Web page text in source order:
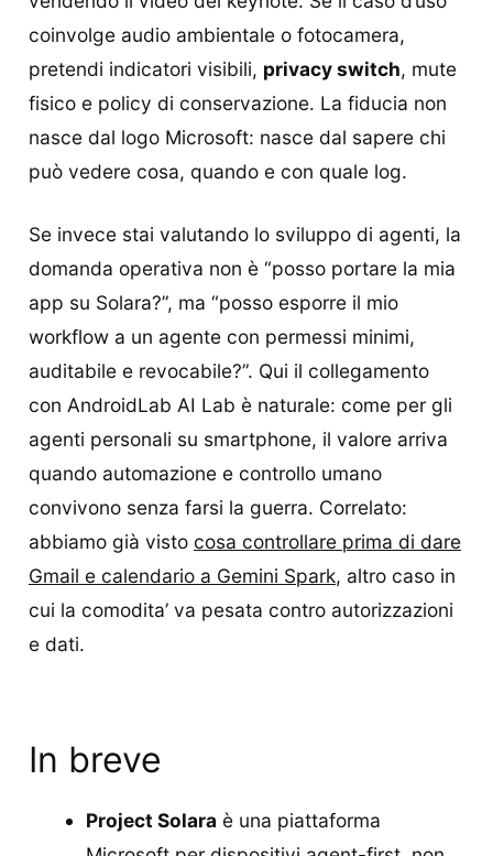
coinvolge audio ambientale o fotocamera,
pretendi indicatori visibili, privacy switch, mute
fisico e policy di conservazione. La fiducia non
nasce dal logo Microsoft: nasce dal sapere chi
può vedere cosa, quando e con quale log.
Se invece stai valutando lo sviluppo di agenti, la
domanda operativa non è “posso portare la mia
app su Solara?”, ma “posso esporre il mio
workflow a un agente con permessi minimi,
auditabile e revocabile?”. Qui il collegamento
con AndroidLab AI Lab è naturale: come per gli
agenti personali su smartphone, il valore arriva
quando automazione e controllo umano
convivono senza farsi la guerra. Correlato:
abbiamo già visto cosa controllare prima di dare
Gmail e calendario a Gemini Spark, altro caso in
cui la comodita’ va pesata contro autorizzazioni
e dati.
In breve
Project Solara è una piattaforma